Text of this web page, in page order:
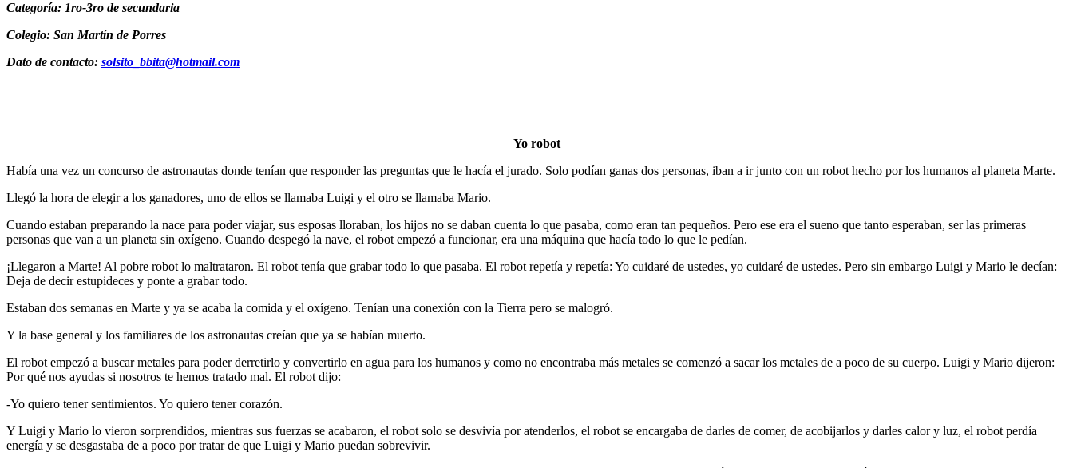
Categoría: 1ro-3ro de secundaria
Colegio: San Martín de Porres
Dato de contacto: solsito_bbita@hotmail.com
Yo robot
Había una vez un concurso de astronautas donde tenían que responder las preguntas que le hacía el jurado. Solo podían ganas dos personas, iban a ir junto con un robot hecho por los humanos al planeta Marte.
Llegó la hora de elegir a los ganadores, uno de ellos se llamaba Luigi y el otro se llamaba Mario.
Cuando estaban preparando la nace para poder viajar, sus esposas lloraban, los hijos no se daban cuenta lo que pasaba, como eran tan pequeños. Pero ese era el sueno que tanto esperaban, ser las primeras
personas que van a un planeta sin oxígeno. Cuando despegó la nave, el robot empezó a funcionar, era una máquina que hacía todo lo que le pedían.
¡Llegaron a Marte! Al pobre robot lo maltrataron. El robot tenía que grabar todo lo que pasaba. El robot repetía y repetía: Yo cuidaré de ustedes, yo cuidaré de ustedes. Pero sin embargo Luigi y Mario le decían:
Deja de decir estupideces y ponte a grabar todo.
Estaban dos semanas en Marte y ya se acaba la comida y el oxígeno. Tenían una conexión con la Tierra pero se malogró.
Y la base general y los familiares de los astronautas creían que ya se habían muerto.
El robot empezó a buscar metales para poder derretirlo y convertirlo en agua para los humanos y como no encontraba más metales se comenzó a sacar los metales de a poco de su cuerpo. Luigi y Mario dijeron:
Por qué nos ayudas si nosotros te hemos tratado mal. El robot dijo:
-Yo quiero tener sentimientos. Yo quiero tener corazón.
Y Luigi y Mario lo vieron sorprendidos, mientras sus fuerzas se acabaron, el robot solo se desvivía por atenderlos, el robot se encargaba de darles de comer, de acobijarlos y darles calor y luz, el robot perdía
energía y se desgastaba de a poco por tratar de que Luigi y Mario puedan sobrevivir.